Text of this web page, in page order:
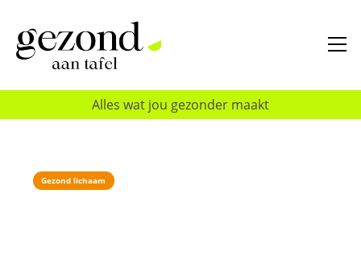
Alles wat jou gezonder maakt
Gezond lichaam